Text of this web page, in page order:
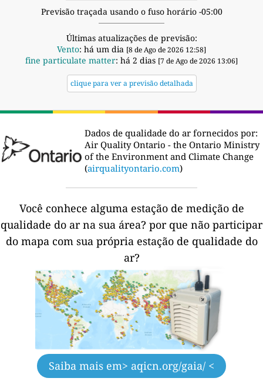
Previsão traçada usando o fuso horário -05:00
Últimas atualizações de previsão:
Vento: há um dia [8 de Ago de 2026 12:58]
fine particulate matter: há 2 dias [7 de Ago de 2026 13:06]
clique para ver a previsão detalhada
Dados de qualidade do ar fornecidos por:
Air Quality Ontario - the Ontario Ministry
of the Environment and Climate Change
(airqualityontario.com)
Você conhece alguma estação de medição de
qualidade do ar na sua área? por que não participar
do mapa com sua própria estação de qualidade do
ar?
Saiba mais em> aqicn.org/gaia/ <